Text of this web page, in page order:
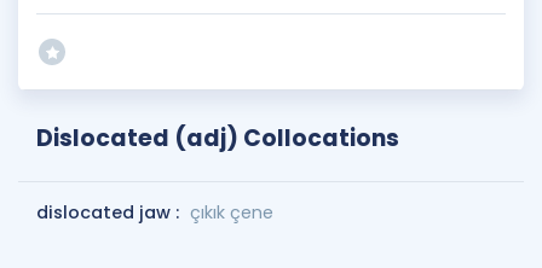
Dislocated (adj) Collocations
dislocated jaw : çıkık çene